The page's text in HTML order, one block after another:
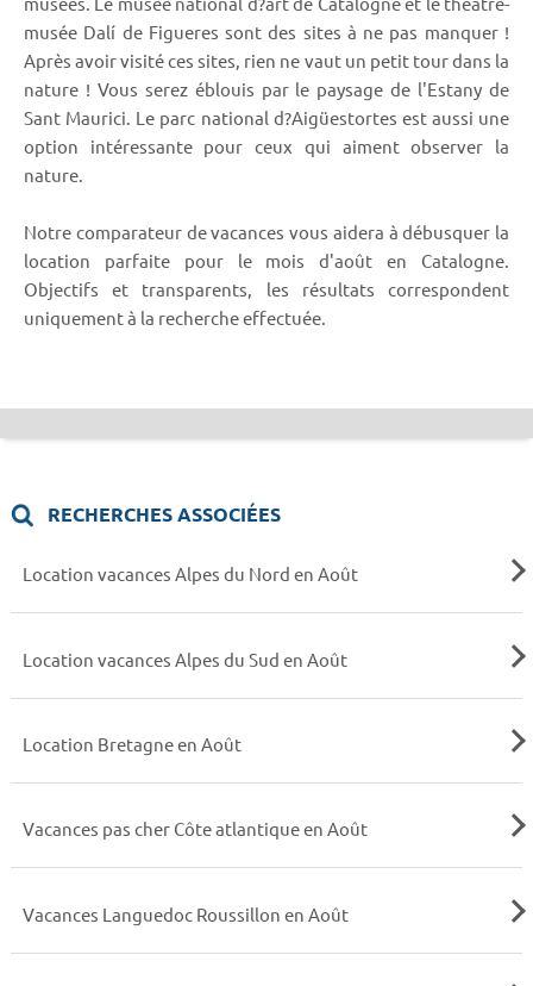
musée Dalí de Figueres sont des sites à ne pas manquer !
Après avoir visité ces sites, rien ne vaut un petit tour dans la
nature ! Vous serez éblouis par le paysage de l'Estany de
Sant Maurici. Le parc national d?Aigüestortes est aussi une
option intéressante pour ceux qui aiment observer la
nature.
Notre comparateur de vacances vous aidera à débusquer la
location parfaite pour le mois d'août en Catalogne.
Objectifs et transparents, les résultats correspondent
uniquement à la recherche effectuée.
RECHERCHES ASSOCIÉES
Location vacances Alpes du Nord en Août
Location vacances Alpes du Sud en Août
Location Bretagne en Août
Vacances pas cher Côte atlantique en Août
Vacances Languedoc Roussillon en Août